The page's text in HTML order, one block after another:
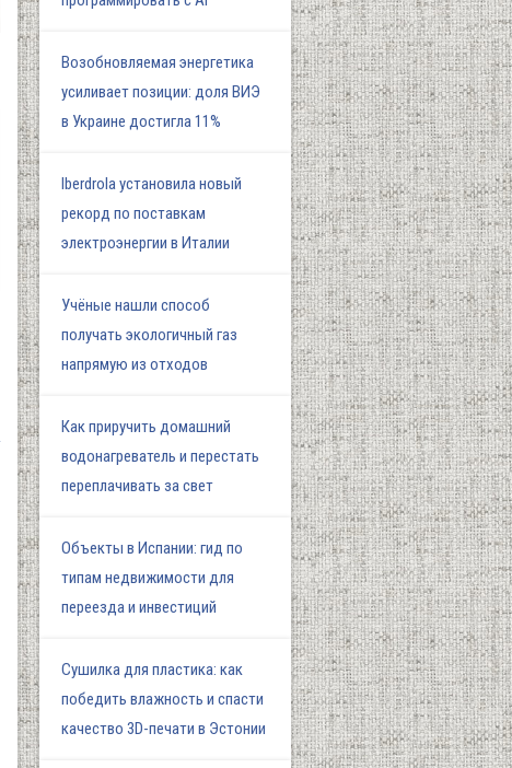
Возобновляемая энергетика
усиливает позиции: доля ВИЭ
в Украине достигла 11%
Iberdrola установила новый
рекорд по поставкам
электроэнергии в Италии
Учёные нашли способ
получать экологичный газ
напрямую из отходов
Как приручить домашний
водонагреватель и перестать
переплачивать за свет
Объекты в Испании: гид по
типам недвижимости для
переезда и инвестиций
Сушилка для пластика: как
победить влажность и спасти
качество 3D-печати в Эстонии